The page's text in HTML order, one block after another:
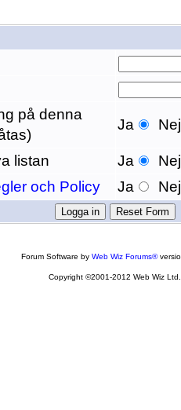
på denna
Ja Nej
listan Ja
Nej
och Policy Ja Nej
Forum Software byWeb Wiz Forums®
Copyright ©2001-2012 Web Wiz Ltd.